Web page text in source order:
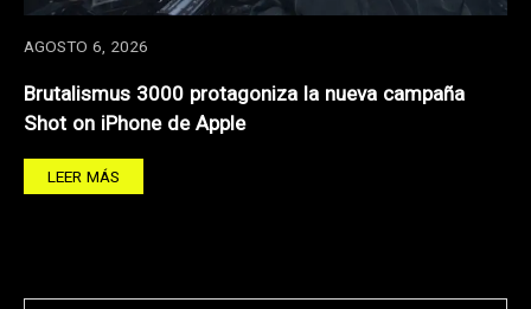
AGOSTO 6, 2026
Brutalismus 3000 protagoniza la nueva campaña
Shot on iPhone de Apple
LEER MÁS